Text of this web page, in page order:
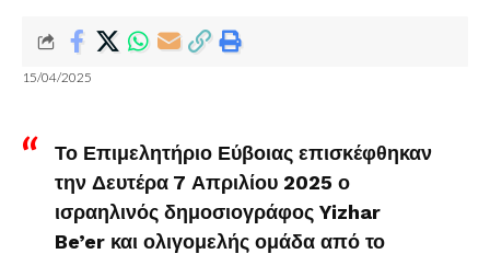
15/04/2025
Το Επιμελητήριο Εύβοιας επισκέφθηκαν
την Δευτέρα 7 Απριλίου 2025 ο
ισραηλινός δημοσιογράφος Yizhar
Be’er και ολιγομελής ομάδα από το